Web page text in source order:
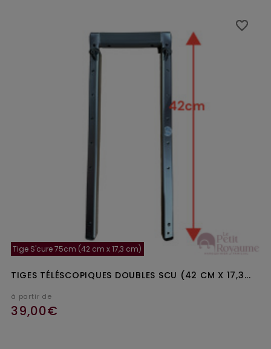
Tige S'cure 75cm (42 cm x 17,3 cm)
TIGES TÉLÉSCOPIQUES DOUBLES SCU (42 CM X 17,3...
à partir de
39,00€
favorite_border
favorite_border